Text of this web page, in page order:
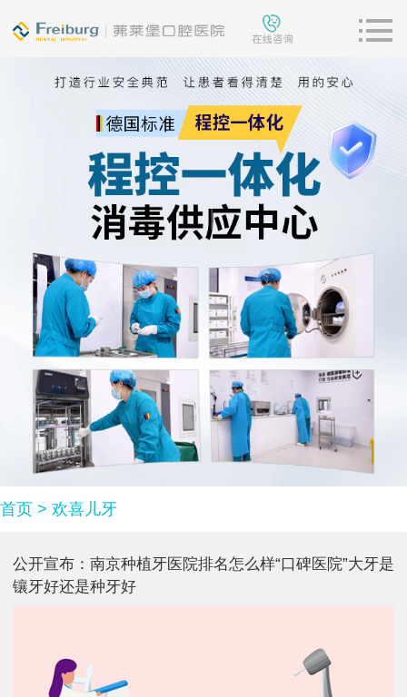
首页 > 欢喜儿牙
公开宣布：南京种植牙医院排名怎么样“口碑医院”大牙是
镶牙好还是种牙好